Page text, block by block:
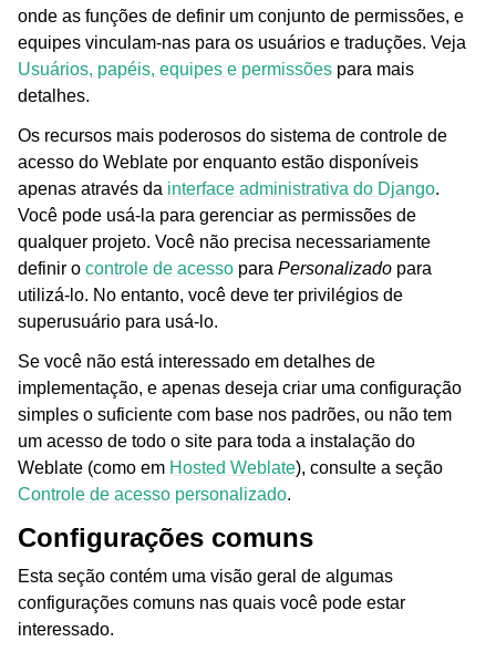
onde as funções de definir um conjunto de permissões, e
equipes vinculam-nas para os usuários e traduções. Veja
Usuários, papéis, equipes e permissões para mais
detalhes.
Os recursos mais poderosos do sistema de controle de
acesso do Weblate por enquanto estão disponíveis
apenas através da interface administrativa do Django.
Você pode usá-la para gerenciar as permissões de
qualquer projeto. Você não precisa necessariamente
definir o controle de acesso para Personalizado para
utilizá-lo. No entanto, você deve ter privilégios de
superusuário para usá-lo.
Se você não está interessado em detalhes de
implementação, e apenas deseja criar uma configuração
simples o suficiente com base nos padrões, ou não tem
um acesso de todo o site para toda a instalação do
Weblate (como em Hosted Weblate), consulte a seção
Controle de acesso personalizado.
Configurações comuns
Esta seção contém uma visão geral de algumas
configurações comuns nas quais você pode estar
interessado.